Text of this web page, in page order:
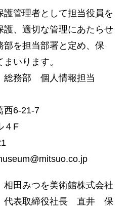
護管理者として担当役員を
護、適切な管理にあたらせ
部を担当部署と定め、保
いります。
務部 個人情報担当
西6-21-7
４F
相田みつを美術館株式会社
代表取締役社長 直井 保